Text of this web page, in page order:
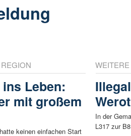
Leben:
mit großem
keinen einfachen Start
In der
L317 zur